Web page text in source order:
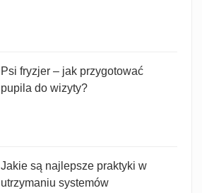
Psi fryzjer – jak przygotować
pupila do wizyty?
Jakie są najlepsze praktyki w
utrzymaniu systemów